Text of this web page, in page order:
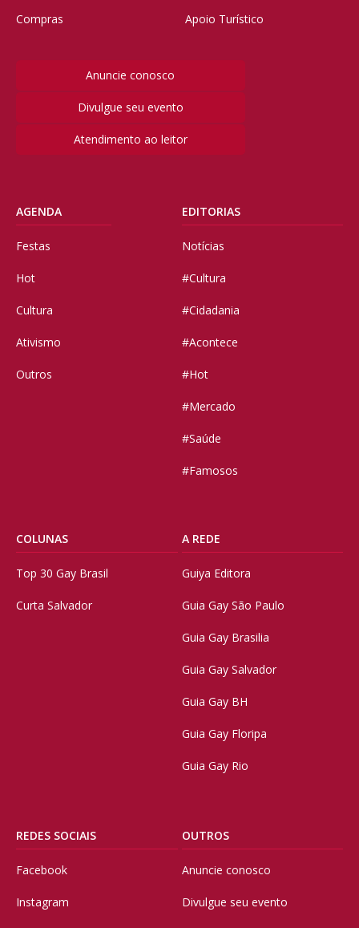
Compras Apoio Turístico
Anuncie conosco
Divulgue seu evento
Atendimento ao leitor
AGENDA
Festas
Hot
Cultura
Ativismo
Outros
EDITORIAS
Notícias
#Cultura
#Cidadania
#Acontece
#Hot
#Mercado
#Saúde
#Famosos
COLUNAS
Top 30 Gay Brasil
Curta Salvador
A REDE
Guiya Editora
Guia Gay São Paulo
Guia Gay Brasilia
Guia Gay Salvador
Guia Gay BH
Guia Gay Floripa
Guia Gay Rio
REDES SOCIAIS
Facebook
Instagram
OUTROS
Anuncie conosco
Divulgue seu evento